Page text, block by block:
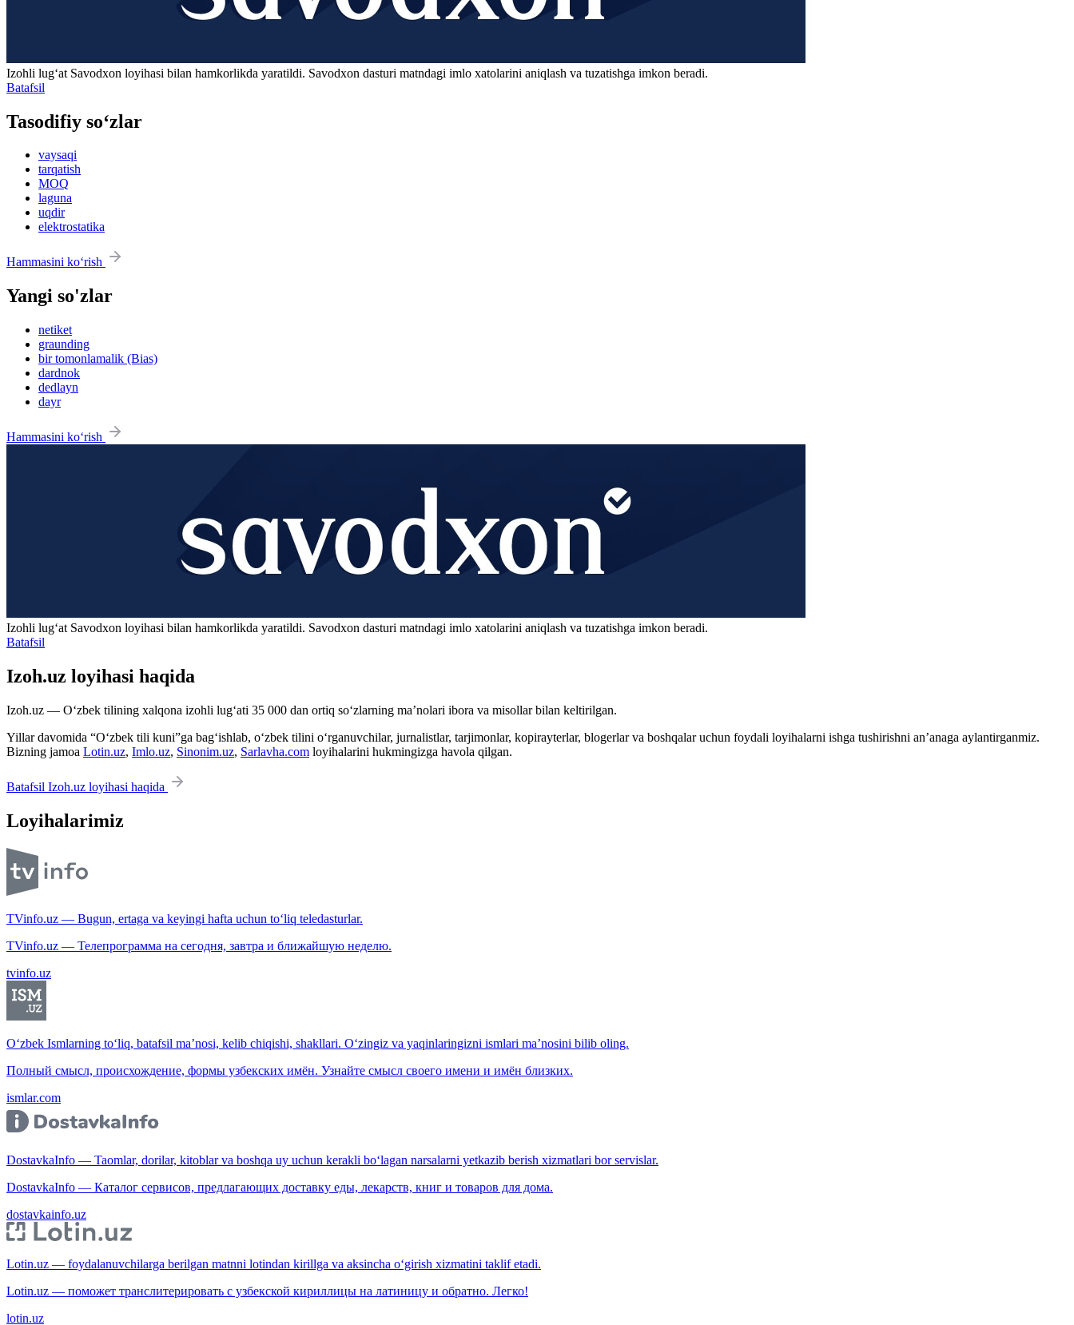
Izohli lugʻat Savodxon loyihasi bilan hamkorlikda yaratildi. Savodxon dasturi matndagi imlo xatolarini aniqlash va tuzatishga imkon beradi.
Batafsil
Tasodifiy so‘zlar
vaysaqi
tarqatish
MOQ
laguna
uqdir
elektrostatika
Hammasini ko‘rish
Yangi so'zlar
netiket
graunding
bir tomonlamalik (Bias)
dardnok
dedlayn
dayr
Hammasini ko‘rish
Izohli lugʻat Savodxon loyihasi bilan hamkorlikda yaratildi. Savodxon dasturi matndagi imlo xatolarini aniqlash va tuzatishga imkon beradi.
Batafsil
Izoh.uz loyihasi haqida
Izoh.uz — O‘zbek tilining xalqona izohli lug‘ati 35 000 dan ortiq so‘zlarning ma’nolari ibora va misollar bilan keltirilgan.
Yillar davomida “O‘zbek tili kuni”ga bag‘ishlab, o‘zbek tilini o‘rganuvchilar, jurnalistlar, tarjimonlar, kopirayterlar, blogerlar va boshqalar uchun foydali loyihalarni ishga tushirishni an’anaga aylantirganmiz.
Bizning jamoa Lotin.uz, Imlo.uz, Sinonim.uz, Sarlavha.com loyihalarini hukmingizga havola qilgan.
Batafsil Izoh.uz loyihasi haqida
Loyihalarimiz
TVinfo.uz — Bugun, ertaga va keyingi hafta uchun to‘liq teledasturlar.
TVinfo.uz — Телепрограмма на сегодня, завтра и ближайшую неделю.
tvinfo.uz
O‘zbek Ismlarning to‘liq, batafsil ma’nosi, kelib chiqishi, shakllari. O‘zingiz va yaqinlaringizni ismlari ma’nosini bilib oling.
Полный смысл, происхождение, формы узбекских имён. Узнайте смысл своего имени и имён близких.
ismlar.com
DostavkaInfo — Taomlar, dorilar, kitoblar va boshqa uy uchun kerakli bo‘lagan narsalarni yetkazib berish xizmatlari bor servislar.
DostavkaInfo — Каталог сервисов, предлагающих доставку еды, лекарств, книг и товаров для дома.
dostavkainfo.uz
Lotin.uz — foydalanuvchilarga berilgan matnni lotindan kirillga va aksincha o‘girish xizmatini taklif etadi.
Lotin.uz — поможет транслитерировать с узбекской кириллицы на латиницу и обратно. Легко!
lotin.uz